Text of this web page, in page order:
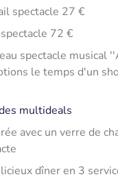
spectacle 27 €
72 €
spectacle musical
le temps d'un
multideals
avec un verre de
dîner en 3